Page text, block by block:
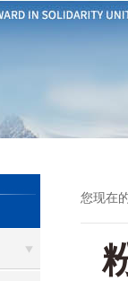
您现在